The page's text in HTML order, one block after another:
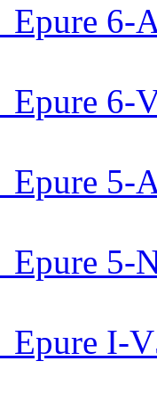
6-
6-
5-
5-
I-